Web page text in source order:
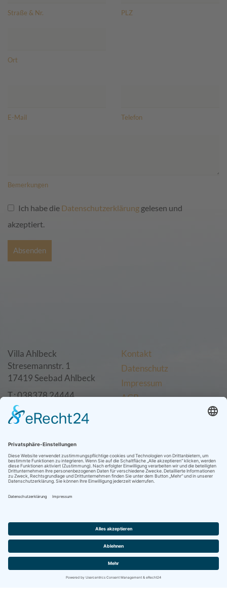
Straße & Nr. PLZ
Ort
E-Mail Telefon
Bemerkungen
Ich habe die Datenschutzerklärung gelesen und
akzeptiert.
Villa Ahlbeck
Stresemannstr. 1
17419 Seebad Ahlbeck
T.: 038378 24444
F.: 038378 24455
info@villa-ahlbeck-
Kontakt
Datenschutz
Impressum
AGB
Twitter
GooglePlus